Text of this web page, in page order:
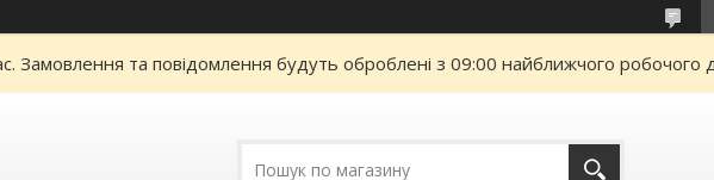
Замовлення та повідомлення будуть оброблені з 09:00 найближчого робочого